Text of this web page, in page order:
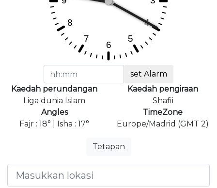
set Alarm
Kaedah perundangan
Liga dunia Islam
Kaedah pengiraan
Shafii
Angles
Fajr : 18° | Isha : 17°
TimeZone
Europe/Madrid (GMT 2)
Tetapan